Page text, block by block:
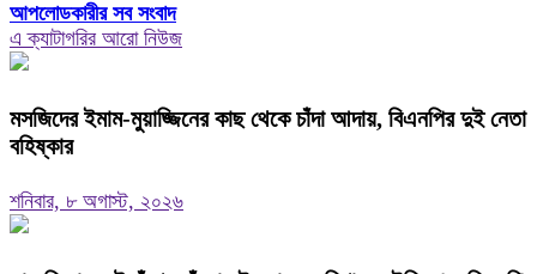
আপলোডকারীর সব সংবাদ
এ ক্যাটাগরির আরো নিউজ
মসজিদের ইমাম-মুয়াজ্জিনের কাছ থেকে চাঁদা আদায়, বিএনপির দুই নেতা
বহিষ্কার
শনিবার, ৮ অগাস্ট, ২০২৬